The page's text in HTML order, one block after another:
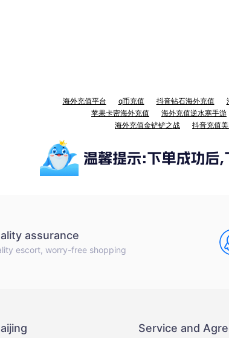
海外充值平台 q币充值 抖音钻石海外充值
苹果卡密海外充值
海外充值逆水寒手游
海外充值金铲铲之战
抖音充值
assurance
escort, worry-free shopping
Service and